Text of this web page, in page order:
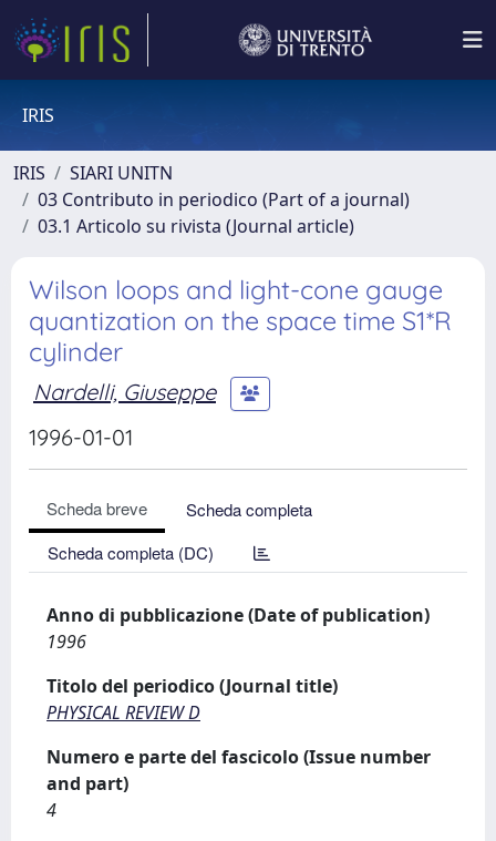
IRIS
IRIS
SIARI UNITN
03 Contributo in periodico (Part of a journal)
03.1 Articolo su rivista (Journal article)
Wilson loops and light-cone gauge
quantization on the space time S1*R
cylinder
Nardelli, Giuseppe
1996-01-01
Scheda breve
Scheda completa
Scheda completa (DC)
Anno di pubblicazione (Date of publication)
1996
Titolo del periodico (Journal title)
PHYSICAL REVIEW D
Numero e parte del fascicolo (Issue number
and part)
4